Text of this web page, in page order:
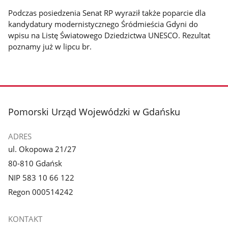
Podczas posiedzenia Senat RP wyraził także poparcie dla
kandydatury modernistycznego Śródmieścia Gdyni do
wpisu na Listę Światowego Dziedzictwa UNESCO. Rezultat
poznamy już w lipcu br.
stopka
Pomorski Urząd Wojewódzki w Gdańsku
ADRES
ul. Okopowa 21/27
80-810 Gdańsk
NIP 583 10 66 122
Regon 000514242
KONTAKT